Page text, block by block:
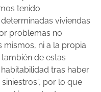
tenido
viviendas
problemas no
mismos, ni a la propia
de estas
tras haber
por lo que